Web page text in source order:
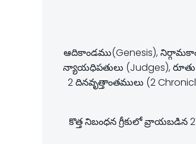
ఆదికాండము(Genesis),
న్యాయధిపతులు (Judges), రూతు
2 దినవృత్తాంతములు (2
కొత్త నిబంధన గ్రీకులో